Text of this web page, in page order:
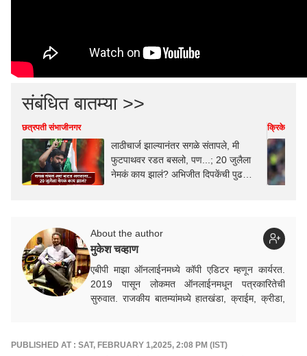
संबंधित बातम्या >>
छत्रपती संभाजीनगर
लाठीचार्ज झाल्यानंतर सगळे संतापले, मी
फुटपाथवर रडत बसलो, पण...; 20 जुलैला
नेमकं काय झालं? अभिजीत दिपकेंची पुढची
क्रिकेट
About the author
मुकेश चव्हाण
एबीपी माझा ऑनलाईनमध्ये कॉपी एडिटर म्हणून कार्यरत.
2019 पासून लोकमत ऑनलाईनमधून पत्रकारितेची
सुरुवात. राजकीय बातम्यांमध्ये हातखंडा, क्राईम, क्रीडा,
PUBLISHED AT : SAT, FEBRUARY 1,2025, 2:08 PM (IST)